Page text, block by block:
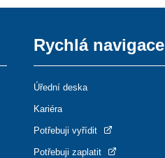
Rychlá navigace
Úřední deska
Kariéra
Potřebuji vyřídit
Potřebuji zaplatit